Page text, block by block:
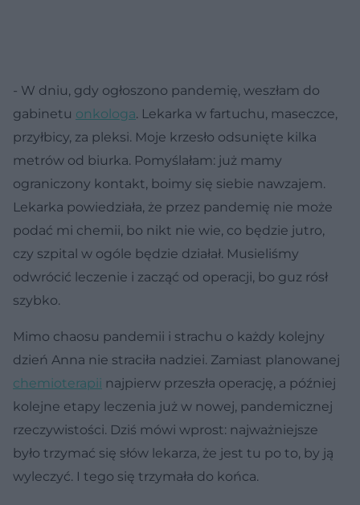
- W dniu, gdy ogłoszono pandemię, weszłam do
gabinetu onkologa. Lekarka w fartuchu, maseczce,
przyłbicy, za pleksi. Moje krzesło odsunięte kilka
metrów od biurka. Pomyślałam: już mamy
ograniczony kontakt, boimy się siebie nawzajem.
Lekarka powiedziała, że przez pandemię nie może
podać mi chemii, bo nikt nie wie, co będzie jutro,
czy szpital w ogóle będzie działał. Musieliśmy
odwrócić leczenie i zacząć od operacji, bo guz rósł
szybko.
Mimo chaosu pandemii i strachu o każdy kolejny
dzień Anna nie straciła nadziei. Zamiast planowanej
chemioterapii najpierw przeszła operację, a później
kolejne etapy leczenia już w nowej, pandemicznej
rzeczywistości. Dziś mówi wprost: najważniejsze
było trzymać się słów lekarza, że jest tu po to, by ją
wyleczyć. I tego się trzymała do końca.